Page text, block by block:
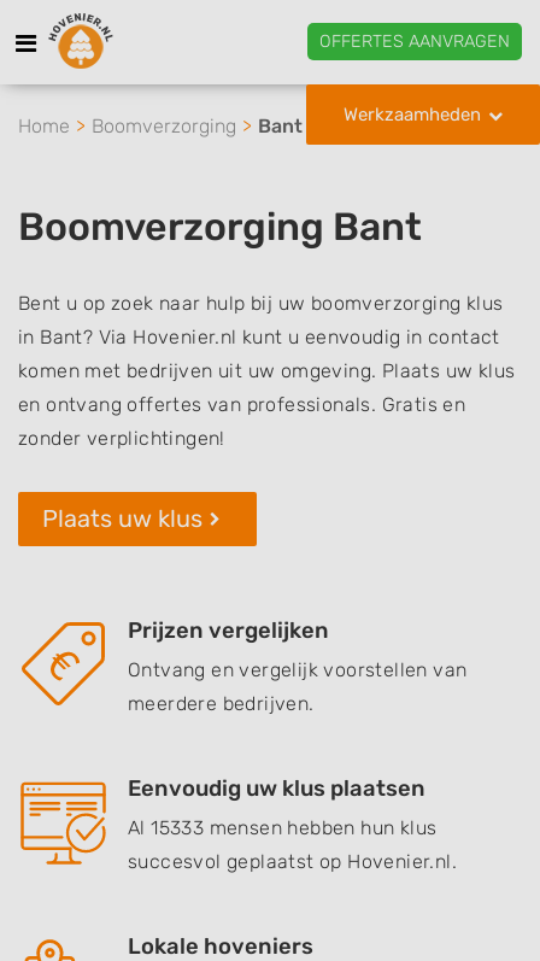
OFFERTES AANVRAGEN
Werkzaamheden
Home Boomverzorging Bant
Boomverzorging Bant
Bent u op zoek naar hulp bij uw boomverzorging klus
in Bant? Via Hovenier.nl kunt u eenvoudig in contact
komen met bedrijven uit uw omgeving. Plaats uw klus
en ontvang offertes van professionals. Gratis en
zonder verplichtingen!
Plaats uw klus
Prijzen vergelijken
Ontvang en vergelijk voorstellen van
meerdere bedrijven.
Eenvoudig uw klus plaatsen
Al 15333 mensen hebben hun klus
succesvol geplaatst op Hovenier.nl.
Lokale hoveniers